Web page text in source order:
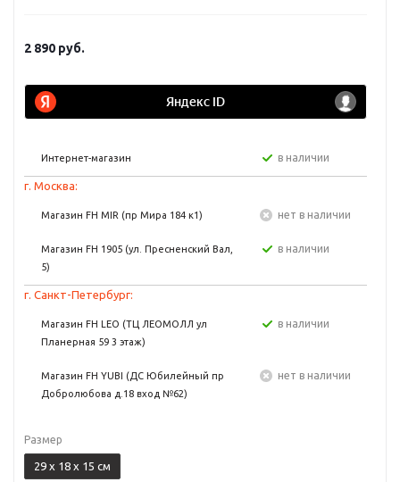
2 890 руб.
Интернет-магазин в наличии
г. Москва:
Магазин FH MIR (пр Мира 184 к1) Нет в наличии
Магазин FH 1905 (ул. Пресненский Вал,
5)
в наличии
г. Санкт-Петербург:
Магазин FH LEO (ТЦ ЛЕОМОЛЛ ул
Планерная 59 3 этаж)
в наличии
Магазин FH YUBI (ДС Юбилейный пр
Добролюбова д.18 вход №62)
Нет в наличии
Размер
29 x 18 x 15 см